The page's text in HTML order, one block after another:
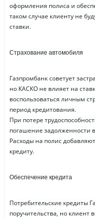
оформления полиса и
таком случае клиенту не
ставки.
Страхование автомобиля
Газпромбанк советует
но КАСКО не влияет на
воспользоваться личным
период кредитования.
При потере
погашение задолженности
Расходы на полис
кредиту.
Обеспечение кредита
Потребительские кредиты
поручительства, но клиент